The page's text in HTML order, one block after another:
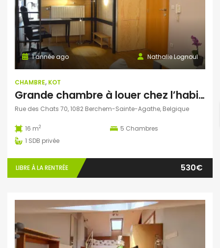
Nathalie Lognoul
1 année ago
CHAMBRE, KOT
Grande chambre à louer chez l’habitant. Rez de chaussée et jardin.
Rue des Chats 70, 1082 Berchem-Sainte-Agathe, Belgique
16 m2 5 Chambres
1 SDB privée
LIBRE À LA RENTRÉE 530€